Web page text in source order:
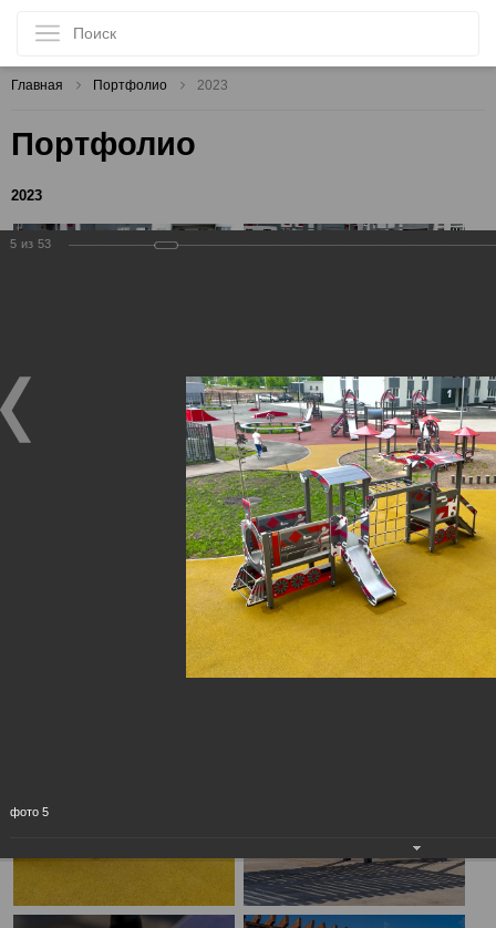
Главная Портфолио 2023
Портфолио
2023
5 из 53
фото 5